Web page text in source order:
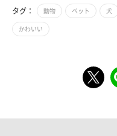
タグ： 動物 ペット 犬
かわいい